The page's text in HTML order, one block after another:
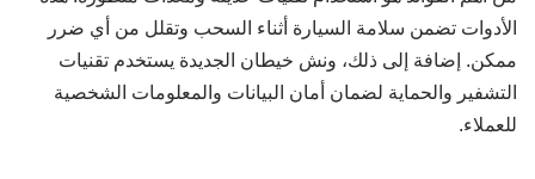
الأدوات تضمن سلامة السيارة أثناء السحب وتقلل من أي ضرر
ممكن. إضافة إلى ذلك، ونش خيطان الجديدة يستخدم تقنيات
التشفير والحماية لضمان أمان البيانات والمعلومات الشخصية
للعملاء.